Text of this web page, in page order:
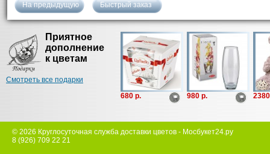
На предыдущую Быстрый заказ
Приятное
дополнение
к цветам
Смотреть все подарки
680 p.
980 p.
© 2026 Круглосуточная служба доставки цветов - Мосбукет24.ру
8 (926) 709 22 21